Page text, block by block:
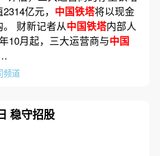
亿元， 中国铁塔将以现金
财新记者从中国铁塔内部人
10月起，三大运营商与中国
频道
稳守招股